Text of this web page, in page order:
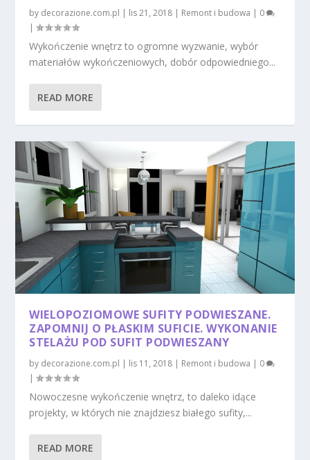
by decorazione.com.pl | lis 21, 2018 | Remont i budowa | 0
|
Wykończenie wnętrz to ogromne wyzwanie, wybór
materiałów wykończeniowych, dobór odpowiedniego...
READ MORE
WIELOPOZIOMOWE SUFITY PODWIESZANE.
ZAPOMNIJ O PŁASKIM SUFICIE. WYKONANIE
STELAŻU POD SUFIT PODWIESZANY
by decorazione.com.pl | lis 11, 2018 | Remont i budowa | 0
|
Nowoczesne wykończenie wnętrz, to daleko idące
projekty, w których nie znajdziesz białego sufity,...
READ MORE